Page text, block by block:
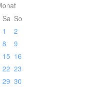
Sa So
1
2
8
9
15 16
22 23
29 30